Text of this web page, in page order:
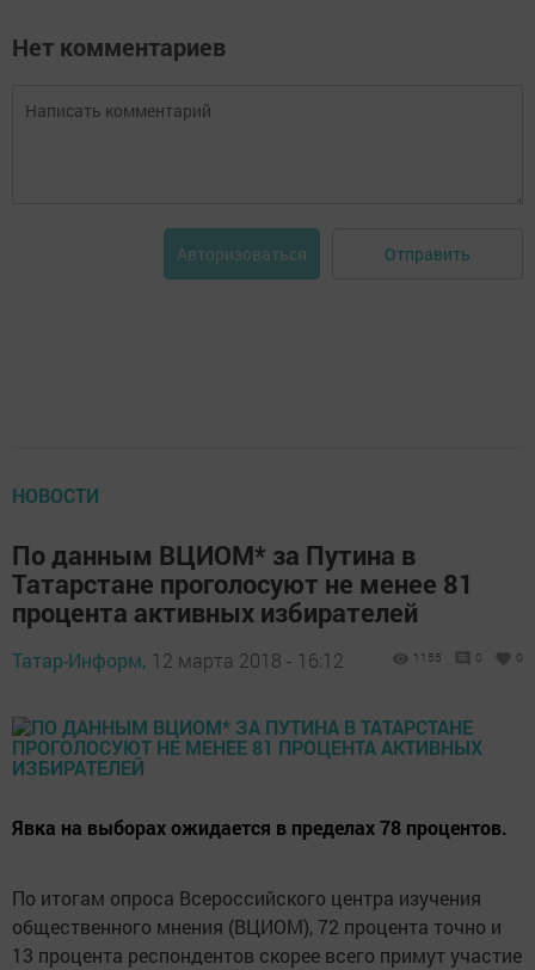
Нет комментариев
Авторизоваться Отправить
НОВОСТИ
По данным ВЦИОМ* за Путина в
Татарстане проголосуют не менее 81
процента активных избирателей
Татар-Информ, 12 марта 2018 - 16:12 1155 0 0
Явка на выборах ожидается в пределах 78 процентов.
По итогам опроса Всероссийского центра изучения
общественного мнения (ВЦИОМ), 72 процента точно и
13 процента респондентов скорее всего примут участие